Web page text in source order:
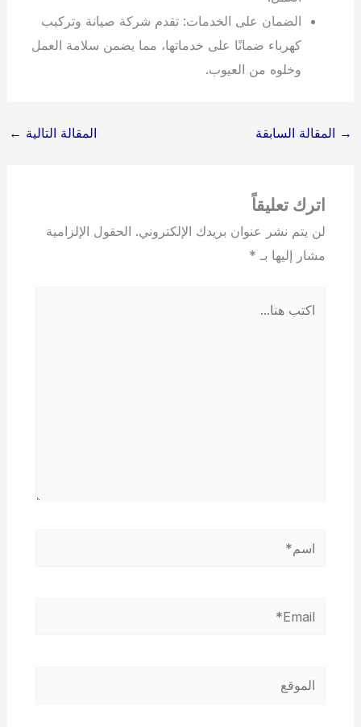
الضمان على الخدمات: تقدم شركة صيانة وتركيب
كهرباء ضمانًا على خدماتها، مما يضمن سلامة العمل
وخلوه من العيوب.
→ المقالة السابقة المقالة التالية ←
اترك تعليقاً
لن يتم نشر عنوان بريدك الإلكتروني. الحقول الإلزامية
مشار إليها بـ *
اسم*
Email*
الموقع